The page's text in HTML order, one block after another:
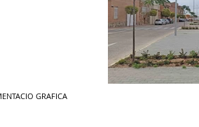
GRAFICA